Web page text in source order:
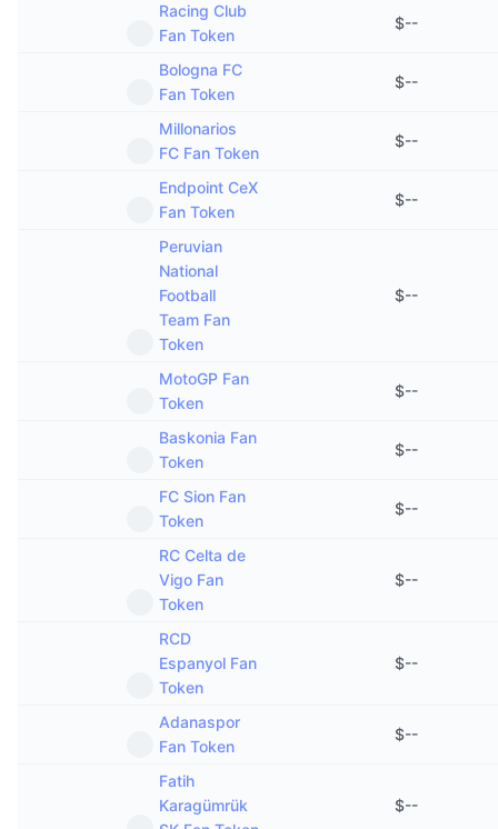
Racing Club
Fan Token
$--
Bologna FC
Fan Token
$--
Millonarios
FC Fan Token
$--
Endpoint CeX
Fan Token
$--
Peruvian
National
Football
Team Fan
Token
$--
MotoGP Fan
Token
$--
Baskonia Fan
Token
$--
FC Sion Fan
Token
$--
RC Celta de
Vigo Fan
Token
$--
RCD
Espanyol Fan
Token
$--
Adanaspor
Fan Token
$--
Fatih
Karagümrük
$--